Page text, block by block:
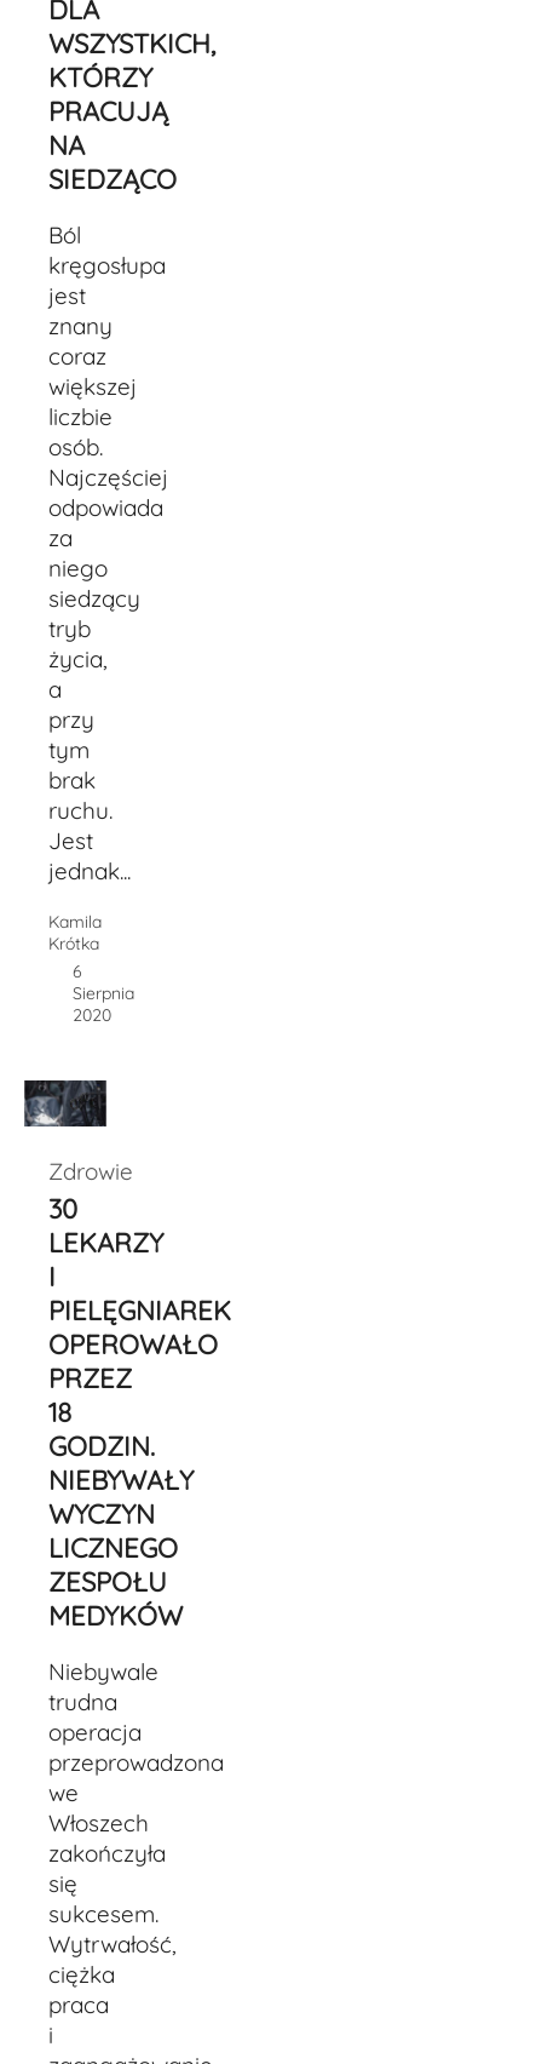
DLA
WSZYSTKICH,
KTÓRZY
PRACUJĄ
NA
SIEDZĄCO
Ból
kręgosłupa
jest
znany
coraz
większej
liczbie
osób.
Najczęściej
odpowiada
za
niego
siedzący
tryb
życia,
a
przy
tym
brak
ruchu.
Jest
jednak...
Kamila
Krótka
6
Sierpnia
2020
Zdrowie
30
LEKARZY
I
PIELĘGNIAREK
OPEROWAŁO
PRZEZ
18
GODZIN.
NIEBYWAŁY
WYCZYN
LICZNEGO
ZESPOŁU
MEDYKÓW
Niebywale
trudna
operacja
przeprowadzona
we
Włoszech
zakończyła
się
sukcesem.
Wytrwałość,
ciężka
praca
i